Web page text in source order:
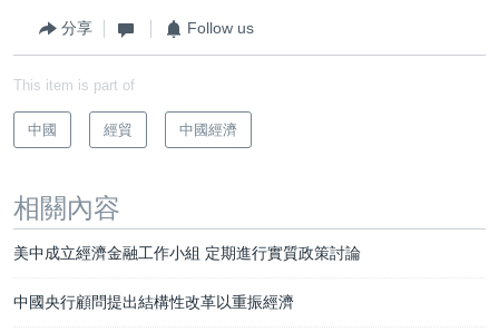
分享 Follow us
This item is part of
中國 經貿 中國經濟
相關內容
美中成立經濟金融工作小組 定期進行實質政策討論
中國央行顧問提出結構性改革以重振經濟